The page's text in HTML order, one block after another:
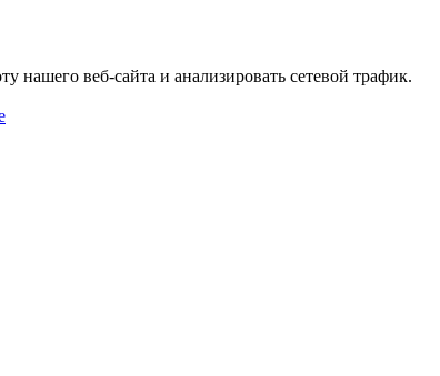
веб-сайта и анализировать сетевой трафик.